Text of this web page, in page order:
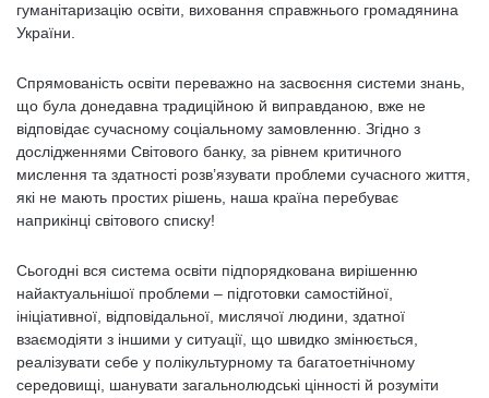
гуманітаризацію освіти, виховання справжнього громадянина
України.
Спрямованість освіти переважно на засвоєння системи знань,
що була донедавна традиційною й виправданою, вже не
відповідає сучасному соціальному замовленню. Згідно з
дослідженнями Світового банку, за рівнем критичного
мислення та здатності розв’язувати проблеми сучасного життя,
які не мають простих рішень, наша країна перебуває
наприкінці світового списку!
Сьогодні вся система освіти підпорядкована вирішенню
найактуальнішої проблеми – підготовки самостійної,
ініціативної, відповідальної, мислячої людини, здатної
взаємодіяти з іншими у ситуації, що швидко змінюється,
реалізувати себе у полікультурному та багатоетнічному
середовищі, шанувати загальнолюдські цінності й розуміти